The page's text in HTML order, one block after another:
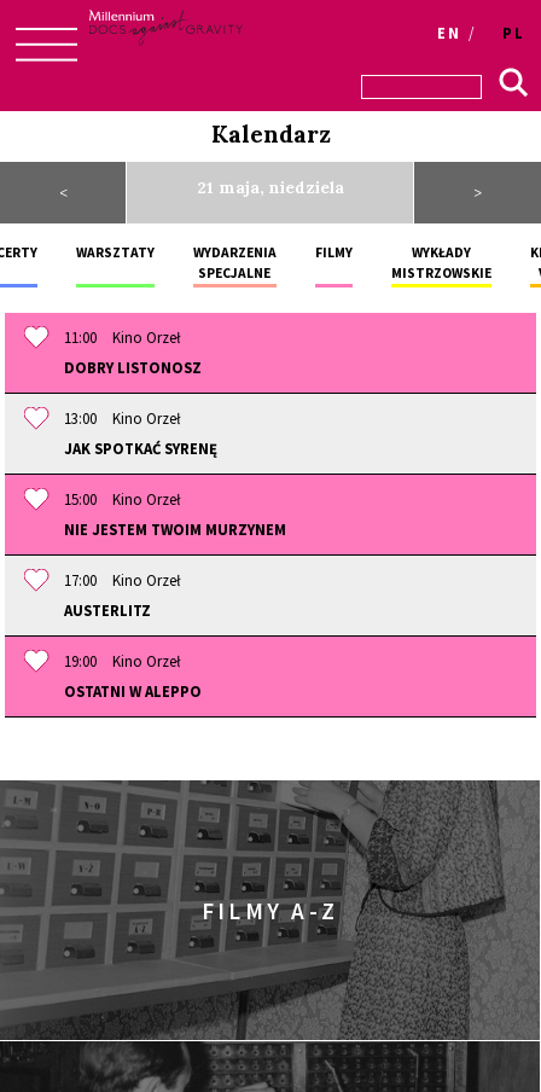
to
Login
EN PL
Kalendarz
< 21 maja, niedziela >
WARSZTATY
WYDARZENIA
SPECJALNE
FILMY
WYKŁADY
MISTRZOWSKIE
11:00
Kino Orzeł
DOBRY LISTONOSZ
13:00
Kino Orzeł
JAK SPOTKAĆ SYRENĘ
15:00
Kino Orzeł
NIE JESTEM TWOIM MURZYNEM
17:00
Kino Orzeł
AUSTERLITZ
19:00
Kino Orzeł
OSTATNI W ALEPPO
FILMY A-Z